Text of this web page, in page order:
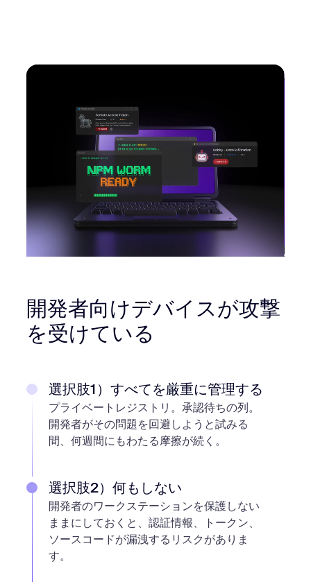
開発者向けデバイスが攻撃
を受けている
選択肢1）すべてを厳重に管理する
プライベートレジストリ。承認待ちの列。
開発者がその問題を回避しようと試みる
間、何週間にもわたる摩擦が続く。
選択肢2）何もしない
開発者のワークステーションを保護しない
ままにしておくと、認証情報、トークン、
ソースコードが漏洩するリスクがありま
す。